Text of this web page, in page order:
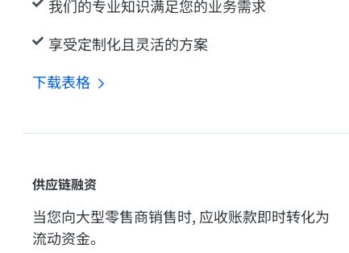
我们的专业知识满足您的业务需求
享受定制化且灵活的方案
下载表格
供应链融资
当您向大型零售商销售时, 应收账款即时转化为
流动资金。